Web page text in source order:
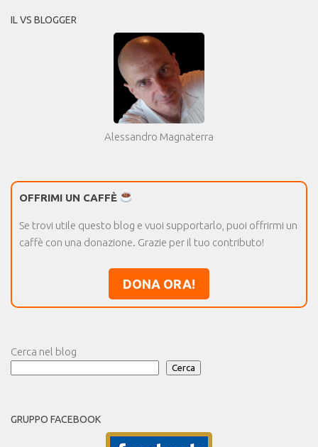
IL VS BLOGGER
Alessandro Magnaterra
OFFRIMI UN CAFFÈ
Se trovi utile questo blog e vuoi supportarlo, puoi offrirmi un
caffè con una donazione. Grazie per il tuo contributo!
DONA ORA!
Cerca nel blog
Cerca
GRUPPO FACEBOOK